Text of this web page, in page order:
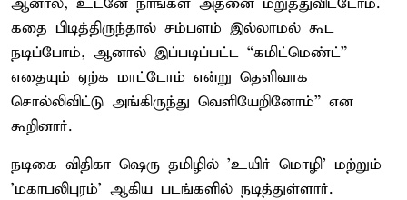
கதை பிடித்திருந்தால் சம்பளம் இல்லாமல் கூட
நடிப்போம், ஆனால் இப்படிப்பட்ட “கமிட்மெண்ட்”
எதையும் ஏற்க மாட்டோம் என்று தெளிவாக
சொல்லிவிட்டு அங்கிருந்து வெளியேறினோம்” என
கூறினார்.
நடிகை விதிகா ஷெரு தமிழில் 'உயிர் மொழி' மற்றும்
'மகாபலிபுரம்' ஆகிய படங்களில் நடித்துள்ளார்.